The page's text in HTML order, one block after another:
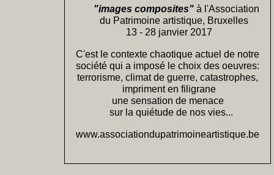
"images composites"à l'Association
du Patrimoine artistique, Bruxelles
13 - 28 janvier 2017
C'est le contexte chaotique actuel de notre
société qui a imposé le choix des oeuvres:
terrorisme, climat de guerre, catastrophes,
impriment en filigrane
une sensation de menace
sur la quiétude de nos vies...
www.associationdupatrimoineartistique.be